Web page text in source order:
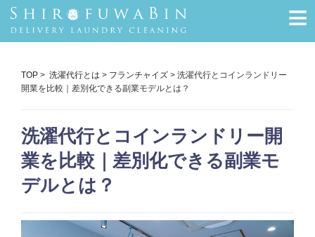
≡
TOP > 洗濯代行とは > フランチャイズ > 洗濯代行とコインランドリー
開業を比較｜差別化できる副業モデルとは？
洗濯代行とコインランドリー開
業を比較｜差別化できる副業モ
デルとは？